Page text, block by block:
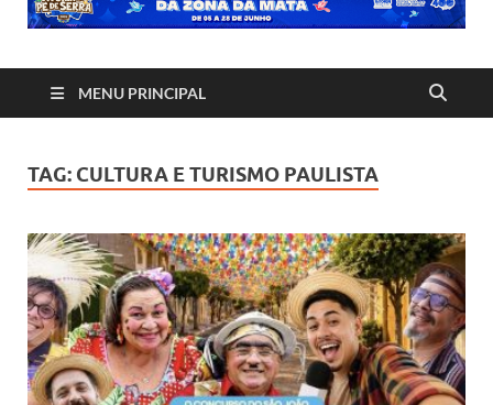
MENU PRINCIPAL
TAG: CULTURA E TURISMO PAULISTA